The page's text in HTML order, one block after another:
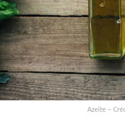
Azeite –